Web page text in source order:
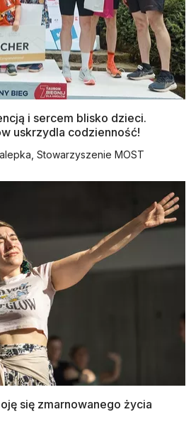
i sercem blisko dzieci.
uskrzydla codzienność!
Stowarzyszenie MOST
się zmarnowanego życia